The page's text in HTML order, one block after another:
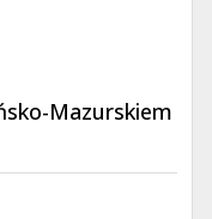
Mazurskiem